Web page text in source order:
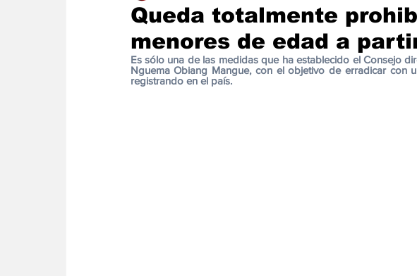
Asuntos Sociales Telecomunicación Cumbres
Queda totalmente
menores de edad a
Es sólo una de las medidas que ha establecido el Consejo
Nguema Obiang Mangue, con el objetivo de erradicar con
registrando en el país.